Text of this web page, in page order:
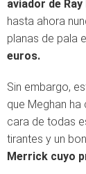
aviador de Ray
hasta ahora
planas de pala
euros.
Sin embargo,
que Meghan
cara de todas
tirantes y un
Merrick cuyo